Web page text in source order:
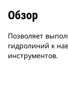
Обзор
Позволяет
гидролиний к
инструментов.